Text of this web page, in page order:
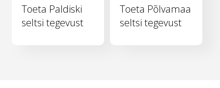
Toeta Paldiski
seltsi tegevust
Toeta Põlvamaa
seltsi tegevust